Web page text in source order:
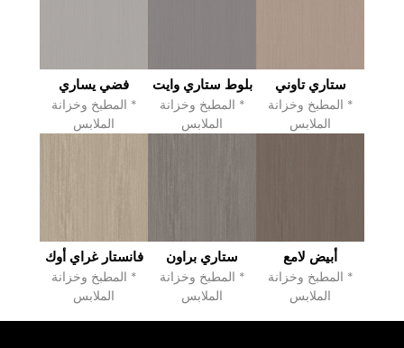
فضي يساري
* المطبخ وخزانة
الملابس
بلوط ستاري وايت
* المطبخ وخزانة
الملابس
ستاري تاوني
* المطبخ وخزانة
الملابس
فانستار غراي أوك
* المطبخ وخزانة
الملابس
ستاري براون
* المطبخ وخزانة
الملابس
أبيض لامع
* المطبخ وخزانة
الملابس